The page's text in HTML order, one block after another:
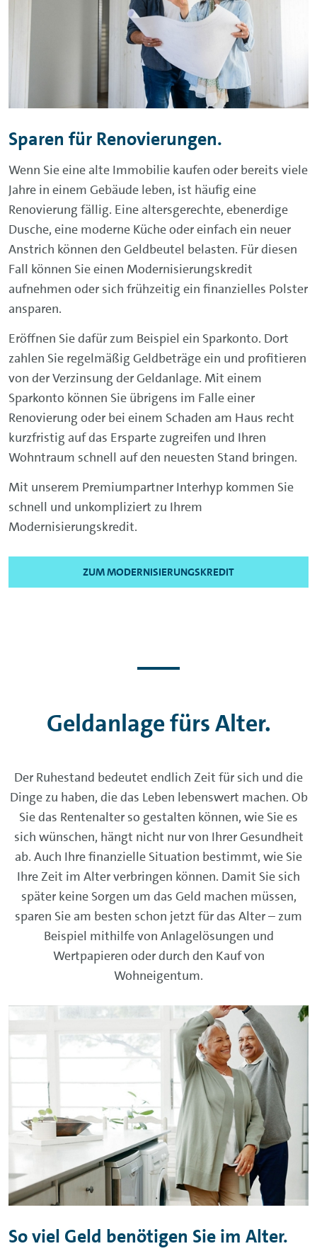
Sparen für Renovierungen.
Wenn Sie eine alte Immobilie kaufen oder bereits viele
Jahre in einem Gebäude leben, ist häufig eine
Renovierung fällig. Eine altersgerechte, ebenerdige
Dusche, eine moderne Küche oder einfach ein neuer
Anstrich können den Geldbeutel belasten. Für diesen
Fall können Sie einen Modernisierungskredit
aufnehmen oder sich frühzeitig ein finanzielles Polster
ansparen.
Eröffnen Sie dafür zum Beispiel ein Sparkonto. Dort
zahlen Sie regelmäßig Geldbeträge ein und profitieren
von der Verzinsung der Geldanlage. Mit einem
Sparkonto können Sie übrigens im Falle einer
Renovierung oder bei einem Schaden am Haus recht
kurzfristig auf das Ersparte zugreifen und Ihren
Wohntraum schnell auf den neuesten Stand bringen.
Mit unserem Premiumpartner Interhyp kommen Sie
schnell und unkompliziert zu Ihrem
Modernisierungskredit.
ZUM MODERNISIERUNGSKREDIT
Geldanlage fürs Alter.
Der Ruhestand bedeutet endlich Zeit für sich und die
Dinge zu haben, die das Leben lebenswert machen. Ob
Sie das Rentenalter so gestalten können, wie Sie es
sich wünschen, hängt nicht nur von Ihrer Gesundheit
ab. Auch Ihre finanzielle Situation bestimmt, wie Sie
Ihre Zeit im Alter verbringen können. Damit Sie sich
später keine Sorgen um das Geld machen müssen,
sparen Sie am besten schon jetzt für das Alter – zum
Beispiel mithilfe von Anlagelösungen und
Wertpapieren oder durch den Kauf von
Wohneigentum.
So viel Geld benötigen Sie im Alter.